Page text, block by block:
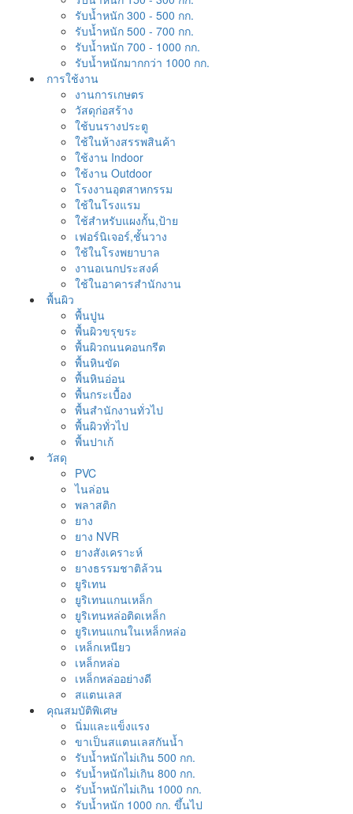
รับน้ำหนัก 300 - 500 กก.
รับน้ำหนัก 500 - 700 กก.
รับน้ำหนัก 700 - 1000 กก.
รับน้ำหนักมากกว่า 1000 กก.
การใช้งาน
งานการเกษตร
วัสดุก่อสร้าง
ใช้บนรางประตู
ใช้ในห้างสรรพสินค้า
ใช้งาน Indoor
ใช้งาน Outdoor
โรงงานอุตสาหกรรม
ใช้ในโรงแรม
ใช้สำหรับแผงกั้น,ป้าย
เฟอร์นิเจอร์,ชั้นวาง
ใช้ในโรงพยาบาล
งานอเนกประสงค์
ใช้ในอาคารสำนักงาน
พื้นผิว
พื้นปูน
พื้นผิวขรุขระ
พื้นผิวถนนคอนกรีต
พื้นหินขัด
พื้นหินอ่อน
พื้นกระเบื้อง
พื้นสำนักงานทั่วไป
พื้นผิวทั่วไป
พื้นปาเก้
วัสดุ
PVC
ไนล่อน
พลาสติก
ยาง
ยาง NVR
ยางสังเคราะห์
ยางธรรมชาติล้วน
ยูริเทน
ยูริเทนแกนเหล็ก
ยูริเทนหล่อติดเหล็ก
ยูริเทนแกนในเหล็กหล่อ
เหล็กเหนียว
เหล็กหล่อ
เหล็กหล่ออย่างดี
สแตนเลส
คุณสมบัติพิเศษ
นิ่มและแข็งแรง
ขาเป็นสแตนเลสกันน้ำ
รับน้ำหนักไม่เกิน 500 กก.
รับน้ำหนักไม่เกิน 800 กก.
รับน้ำหนักไม่เกิน 1000 กก.
รับน้ำหนัก 1000 กก. ขึ้นไป